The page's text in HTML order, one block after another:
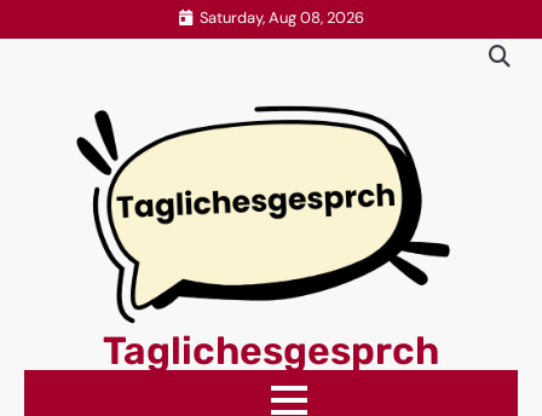
to
Saturday, Aug 08, 2026
Taglichesgesprch